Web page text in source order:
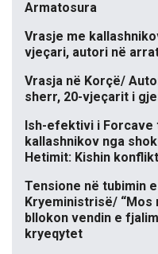
Armatosura
Vrasje me
vjeçari, autori në
Vrasja në Korçë/
sherr, 20-vjeçarit i
Ish-efektivi i Forcave
kallashnikov nga
Hetimit: Kishin
Tensione në tubimin
Kryeministrisë/ “Mos
bllokon vendin e
kryeqytet